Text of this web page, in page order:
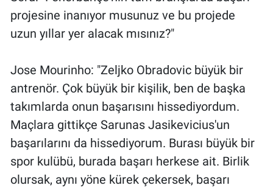
projesine inanıyor musunuz ve bu projede
uzun yıllar yer alacak mısınız?"
Jose Mourinho: "Zeljko Obradovic büyük bir
antrenör. Çok büyük bir kişilik, ben de başka
takımlarda onun başarısını hissediyordum.
Maçlara gittikçe Sarunas Jasikevicius'un
başarılarını da hissediyorum. Burası büyük bir
spor kulübü, burada başarı herkese ait. Birlik
olursak, aynı yöne kürek çekersek, başarı